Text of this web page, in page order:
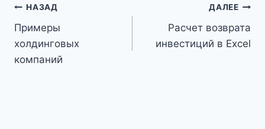
Навигация
по
записям
НАЗАД
Примеры
холдинговых
компаний
ДАЛЕЕ
Расчет возврата
инвестиций в Excel